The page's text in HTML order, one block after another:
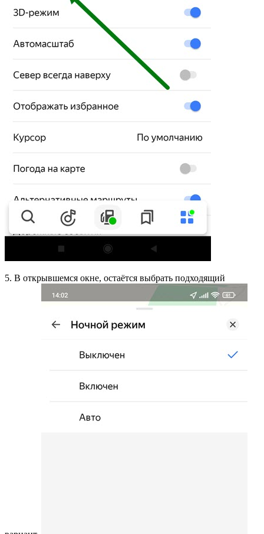
5. В открывшемся окне, остаётся выбрать подходящий